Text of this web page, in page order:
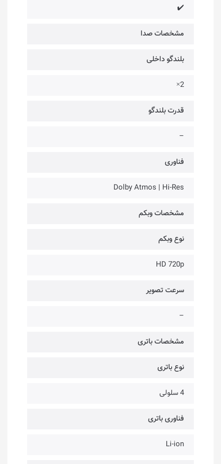
✔️
مشخصات صدا
بلندگو داخلی
2×
قدرت بلندگو
–
فناوری‌
Dolby Atmos | Hi-Res
مشخصات وبکم
نوع وبکم
HD 720p
سرعت تصویر
–
مشخصات باتری
نوع باتری
4 سلولی
فناوری باتری
Li-ion